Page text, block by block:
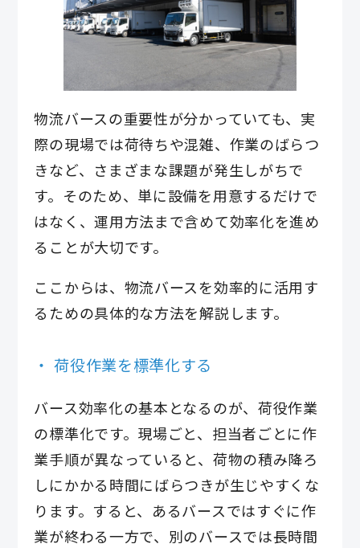
物流バースの重要性が分かっていても、実
際の現場では荷待ちや混雑、作業のばらつ
きなど、さまざまな課題が発生しがちで
す。そのため、単に設備を用意するだけで
はなく、運用方法まで含めて効率化を進め
ることが大切です。
ここからは、物流バースを効率的に活用す
るための具体的な方法を解説します。
荷役作業を標準化する
バース効率化の基本となるのが、荷役作業
の標準化です。現場ごと、担当者ごとに作
業手順が異なっていると、荷物の積み降ろ
しにかかる時間にばらつきが生じやすくな
ります。すると、あるバースではすぐに作
業が終わる一方で、別のバースでは長時間